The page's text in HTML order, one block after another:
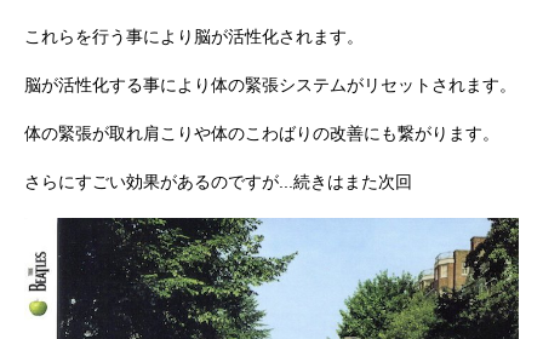
これらを行う事により脳が活性化されます。
脳が活性化する事により体の緊張システムがリセットされます。
体の緊張が取れ肩こりや体のこわばりの改善にも繋がります。
さらにすごい効果があるのですが...続きはまた次回